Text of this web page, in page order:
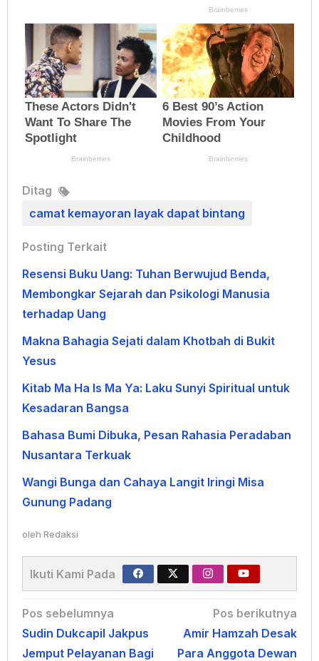
Ditag
camat kemayoran layak dapat bintang
Posting Terkait
Resensi Buku Uang: Tuhan Berwujud Benda,
Membongkar Sejarah dan Psikologi Manusia
terhadap Uang
Makna Bahagia Sejati dalam Khotbah di Bukit
Yesus
Kitab Ma Ha Is Ma Ya: Laku Sunyi Spiritual untuk
Kesadaran Bangsa
Bahasa Bumi Dibuka, Pesan Rahasia Peradaban
Nusantara Terkuak
Wangi Bunga dan Cahaya Langit Iringi Misa
Gunung Padang
oleh Redaksi
Ikuti Kami Pada
Navigasi
pos
Pos sebelumnya
Sudin Dukcapil Jakpus
Jemput Pelayanan Bagi
Pos berikutnya
Amir Hamzah Desak
Para Anggota Dewan